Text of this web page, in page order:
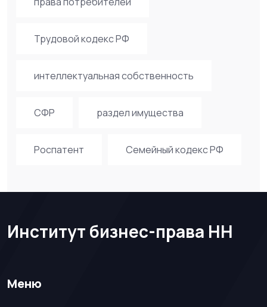
Трудовой кодекс РФ
интеллектуальная собственность
СФР раздел имущества
Роспатент Семейный кодекс РФ
Институт бизнес-права НН
Меню